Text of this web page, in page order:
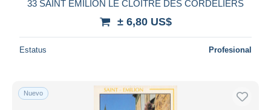
33 SAINT EMILION LE CLOITRE DES CORDELIERS
± 6,80 US$
Estatus Profesional
Nuevo